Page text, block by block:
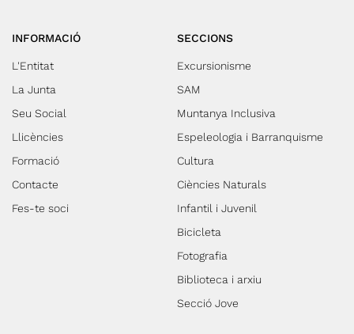
INFORMACIÓ
L'Entitat
La Junta
Seu Social
Llicències
Formació
Contacte
Fes-te soci
SECCIONS
Excursionisme
SAM
Muntanya Inclusiva
Espeleologia i Barranquisme
Cultura
Ciències Naturals
Infantil i Juvenil
Bicicleta
Fotografia
Biblioteca i arxiu
Secció Jove